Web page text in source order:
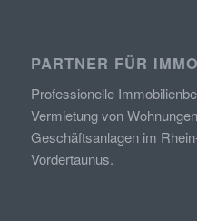
PARTNER FÜR
Professionelle
Vermietungvon
Geschäftsanlagen im
Vordertaunus.